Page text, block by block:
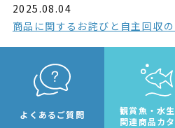
2025.08.04
商品に関するお詫びと自主回収
よくあるご質問
観賞魚・水
関連商品カ